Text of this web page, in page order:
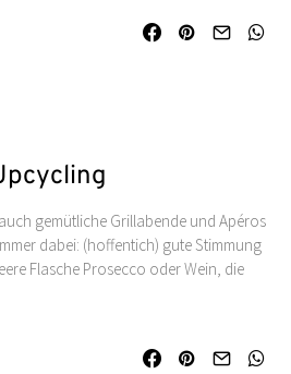
gemütliche Grillabende und Apéros
dabei: (hoffentich) gute Stimmung
Flasche Prosecco oder Wein, die